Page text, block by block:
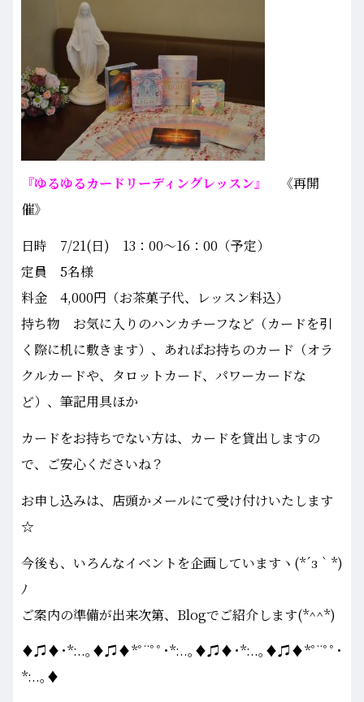
『ゆるゆるカードリーディングレッスン』
《再開
催》
日時 7/21(日) 13：00～16：00（予定）
定員 5名様
料金 4,000円（お茶菓子代、レッスン料込）
持ち物 お気に入りのハンカチーフなど（カードを引
く際に机に敷きます）、あればお持ちのカード（オラ
クルカードや、タロットカード、パワーカードな
ど）、筆記用具ほか
カードをお持ちでない方は、カードを貸出しますの
で、ご安心くださいね？
お申し込みは、店頭かメールにて受け付けいたします
☆
今後も、いろんなイベントを企画していますヽ(*´з｀*)
ﾉ
ご案内の準備が出来次第、Blogでご紹介します(*^^*)
♦♫♦･*:..｡♦♫♦*ﾟ¨ﾟﾟ･*:..｡♦♫♦･*:..｡♦♫♦*ﾟ¨ﾟﾟ･
*:..｡♦